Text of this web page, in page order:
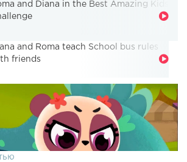
and Diana in the Best Amazing Kids
and Roma teach School bus rules
friends